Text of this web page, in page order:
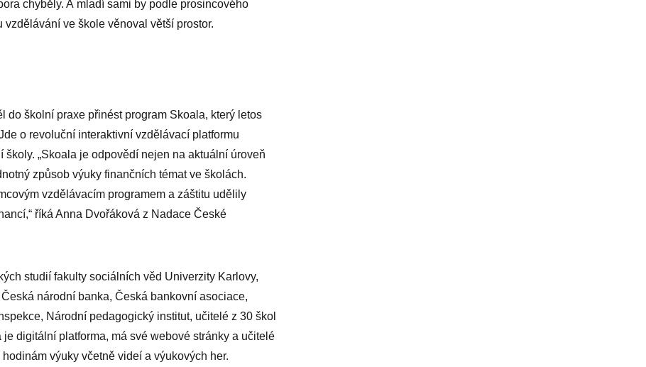
chyběly. A mladí sami by podle prosincového
ve škole věnoval větší prostor.
do školní praxe přinést program Skoala, který letos
o revoluční interaktivní vzdělávací platformu
„­Skoala je odpovědí nejen na aktuální úroveň
způsob ­výuky finančních témat ve školách.
vzdělávacím programem a záštitu udělily
říká Anna Dvořáková z Nadace České
studií fakulty sociálních věd Univerzity Karlovy,
národní banka, Česká bankovní asociace,
Národní pedagogický institut, učitelé z 30 škol
digitální platforma, má své webové stránky a učitelé
výuky včetně videí a výukových her.